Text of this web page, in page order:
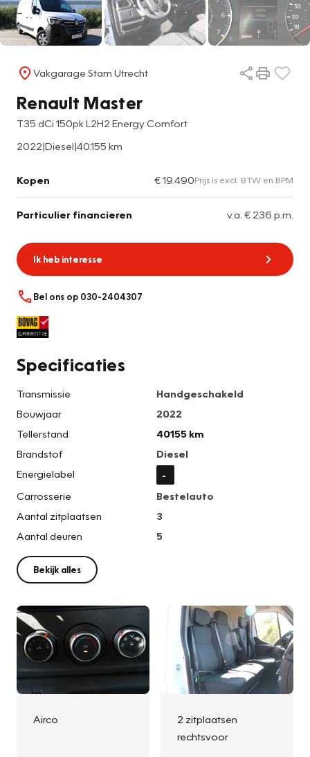
Vakgarage Stam Utrecht
Renault Master
T35 dCi 150pk L2H2 Energy Comfort
2022|Diesel|40.155 km
Kopen € 19.490Prijs is excl. BTW en BPM
Particulier financieren v.a. € 236 p.m.
Ik heb interesse
Bel ons op 030-2404307
Specificaties
Transmissie
Handgeschakeld
Bouwjaar
2022
Tellerstand
40155 km
Brandstof
Diesel
Energielabel
-
Carrosserie
Bestelauto
Aantal zitplaatsen
3
Aantal deuren
5
Bekijk alles
Airco
2 zitplaatsen
rechtsvoor